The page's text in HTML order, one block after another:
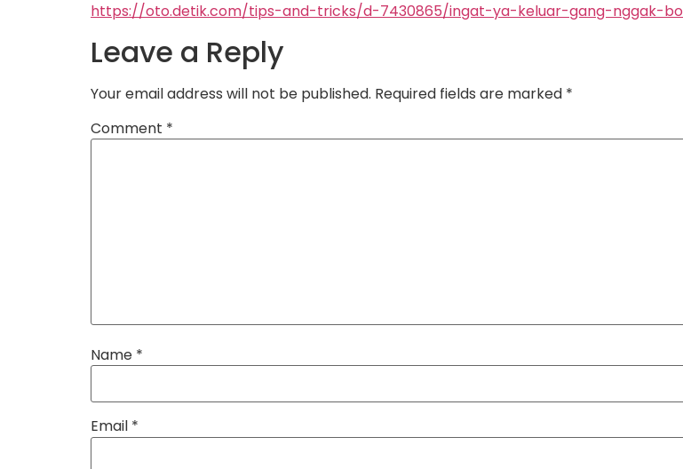
https://oto.detik.com/tips-and-tricks/d-7430865/ingat-ya-keluar-gang-nggak-
Leave a Reply
Your email address will not be published. Required fields are marked *
Comment *
Name *
Email *